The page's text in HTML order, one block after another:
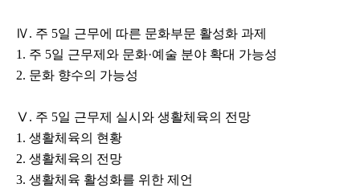
Ⅳ. 주 5일 근무에 따른 문화부문 활성화 과제
1. 주 5일 근무제와 문화·예술 분야 확대 가능성
2. 문화 향수의 가능성
Ⅴ. 주 5일 근무제 실시와 생활체육의 전망
1. 생활체육의 현황
2. 생활체육의 전망
3. 생활체육 활성화를 위한 제언